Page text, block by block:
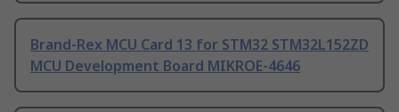
Brand-Rex MCU Card 13 for STM32 STM32L152ZD
MCU Development Board MIKROE-4646